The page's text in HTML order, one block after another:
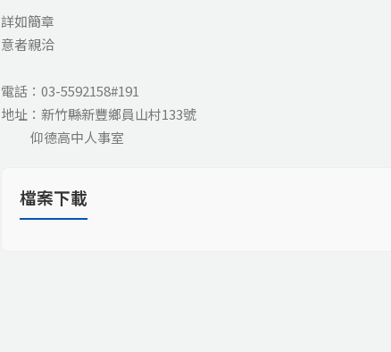
詳如簡章
意者親洽
電話：03-5592158#191
地址：新竹縣新豐鄉員山村133號
仰德高中人事室
檔案下載